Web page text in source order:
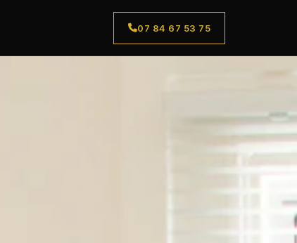
07 84 67 53 75